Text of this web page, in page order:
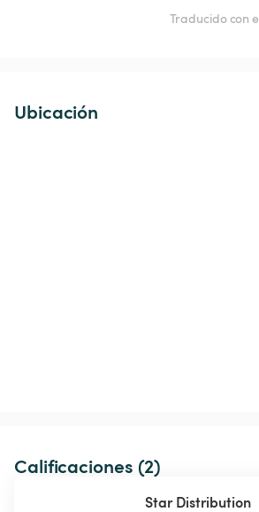
Traducido con
Ubicación
Calificaciones (2)
Star Distribution